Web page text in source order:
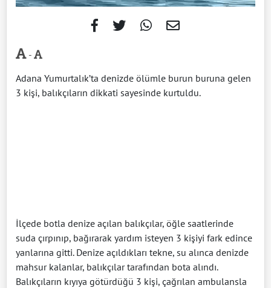
-
Adana Yumurtalık’ta denizde ölümle burun buruna gelen
3 kişi, balıkçıların dikkati sayesinde kurtuldu.
İlçede botla denize açılan balıkçılar, öğle saatlerinde
suda çırpınıp, bağırarak yardım isteyen 3 kişiyi fark edince
yanlarına gitti. Denize açıldıkları tekne, su alınca denizde
mahsur kalanlar, balıkçılar tarafından bota alındı.
Balıkçıların kıyıya götürdüğü 3 kişi, çağrılan ambulansla